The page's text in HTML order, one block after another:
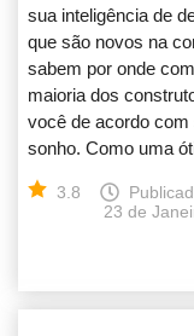
sua inteligência de
que são novos na
sabem por onde
maioria dos
você de acordo
sonho. Como uma
3.8
23 de